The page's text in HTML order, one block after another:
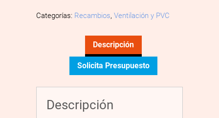
Categorías: Recambios, Ventilación y PVC
Descripción
Solicita Presupuesto
Descripción